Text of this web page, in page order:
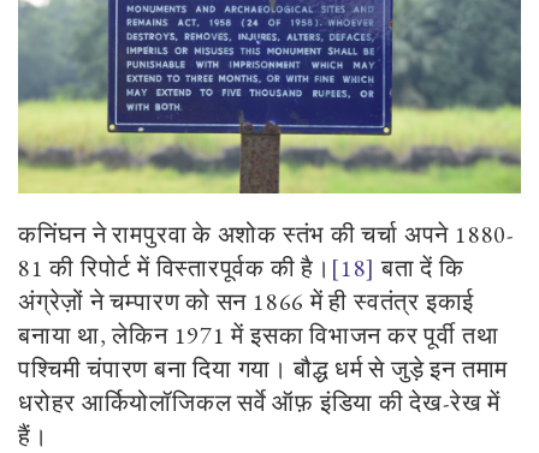
कनिंघन ने रामपुरवा के अशोक स्तंभ की चर्चा अपने 1880-
81 की रिपोर्ट में विस्तारपूर्वक की है। [18] बता दें कि
अंग्रेज़ों ने चम्पारण को सन 1866 में ही स्वतंत्र इकाई
बनाया था, लेकिन 1971 में इसका विभाजन कर पूर्वी तथा
पश्चिमी चंपारण बना दिया गया। बौद्ध धर्म से जुड़े इन तमाम
धरोहर आर्कियोलॉजिकल सर्वे ऑफ़ इंडिया की देख-रेख में
हैं।